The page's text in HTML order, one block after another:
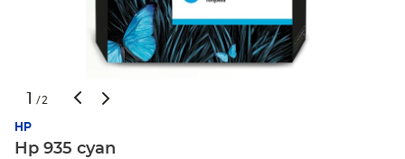
1 /2
HP
Hp 935 cyan